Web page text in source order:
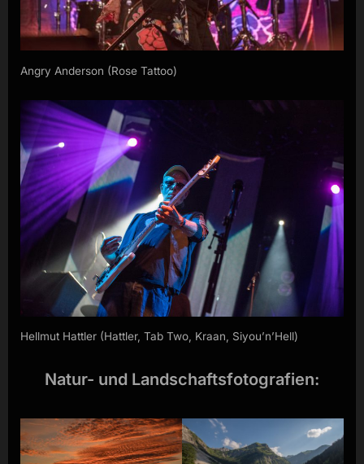
Angry Anderson (Rose Tattoo)
Hellmut Hattler (Hattler, Tab Two, Kraan, Siyou’n’Hell)
Natur- und Landschaftsfotografien: